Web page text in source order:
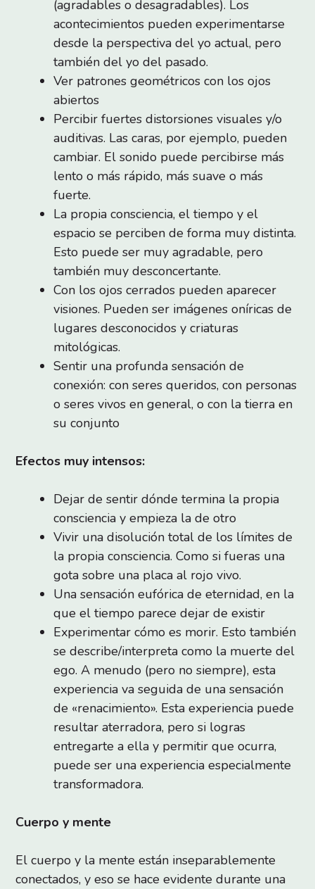
(agradables o desagradables). Los
acontecimientos pueden experimentarse
desde la perspectiva del yo actual, pero
también del yo del pasado.
Ver patrones geométricos con los ojos
abiertos
Percibir fuertes distorsiones visuales y/o
auditivas. Las caras, por ejemplo, pueden
cambiar. El sonido puede percibirse más
lento o más rápido, más suave o más
fuerte.
La propia consciencia, el tiempo y el
espacio se perciben de forma muy distinta.
Esto puede ser muy agradable, pero
también muy desconcertante.
Con los ojos cerrados pueden aparecer
visiones. Pueden ser imágenes oníricas de
lugares desconocidos y criaturas
mitológicas.
Sentir una profunda sensación de
conexión: con seres queridos, con personas
o seres vivos en general, o con la tierra en
su conjunto
Efectos muy intensos:
Dejar de sentir dónde termina la propia
consciencia y empieza la de otro
Vivir una disolución total de los límites de
la propia consciencia. Como si fueras una
gota sobre una placa al rojo vivo.
Una sensación eufórica de eternidad, en la
que el tiempo parece dejar de existir
Experimentar cómo es morir. Esto también
se describe/interpreta como la muerte del
ego. A menudo (pero no siempre), esta
experiencia va seguida de una sensación
de «renacimiento». Esta experiencia puede
resultar aterradora, pero si logras
entregarte a ella y permitir que ocurra,
puede ser una experiencia especialmente
transformadora.
Cuerpo y mente
El cuerpo y la mente están inseparablemente
conectados, y eso se hace evidente durante una